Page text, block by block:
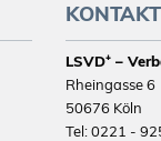
KONTAKT
LSVD⁺ –
Rheingasse 6
50676 Köln
Tel: 0221 -